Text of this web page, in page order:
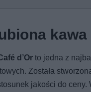
d’Or to jedna z
Została
jakości do